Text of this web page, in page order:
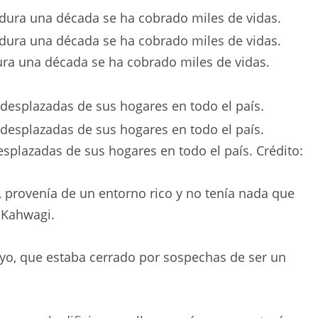
una década se ha cobrado miles de vidas.
de sus hogares en todo el país. Crédito:
de un entorno rico y no tenía nada que
que estaba cerrado por sospechas de ser un